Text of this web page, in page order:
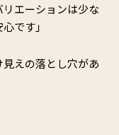
エーションは少な
です」
えの落とし穴があ